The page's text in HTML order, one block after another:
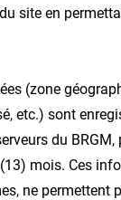
site en
(zone
etc.) sont
du BRGM,
mois. Ces
ne permettent